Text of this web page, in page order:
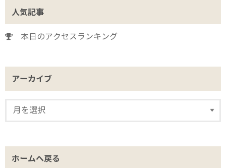
人気記事
本日のアクセスランキング
アーカイブ
ホームへ戻る